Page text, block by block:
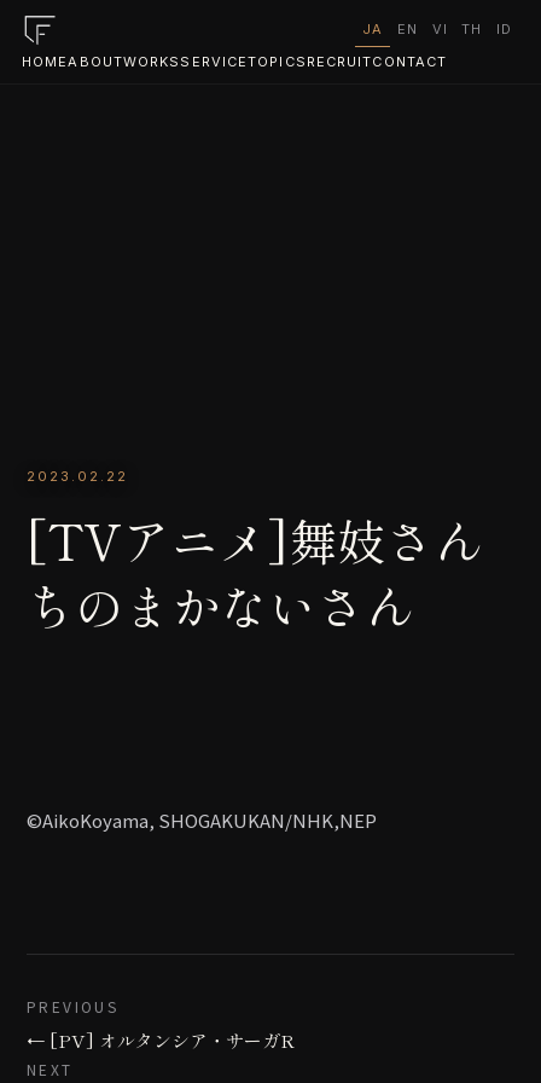
HOMEABOUTWORKS SERVICETOPICS RECRUITCONTACT
JA EN VI TH ID
2023.02.22
[TVアニメ]舞妓さん
ちのまかないさん
©AikoKoyama, SHOGAKUKAN/NHK,NEP
PREVIOUS
← [PV] オルタンシア・サーガR
NEXT